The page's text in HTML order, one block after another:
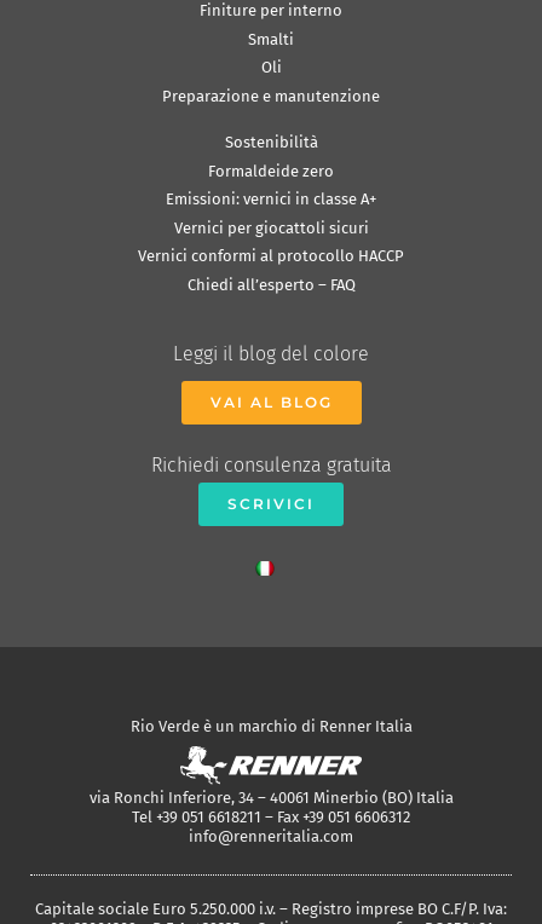
Finiture per interno
Smalti
Oli
Preparazione e manutenzione
Sostenibilità
Formaldeide zero
Emissioni: vernici in classe A+
Vernici per giocattoli sicuri
Vernici conformi al protocollo HACCP
Chiedi all’esperto – FAQ
Leggi il blog del colore
VAI AL BLOG
Richiedi consulenza gratuita
SCRIVICI
Rio Verde è un marchio di Renner Italia
via Ronchi Inferiore, 34 – 40061 Minerbio (BO) Italia
Tel +39 051 6618211 – Fax +39 051 6606312
info@renneritalia.com
Capitale sociale Euro 5.250.000 i.v. – Registro imprese BO C.F/P. Iva: